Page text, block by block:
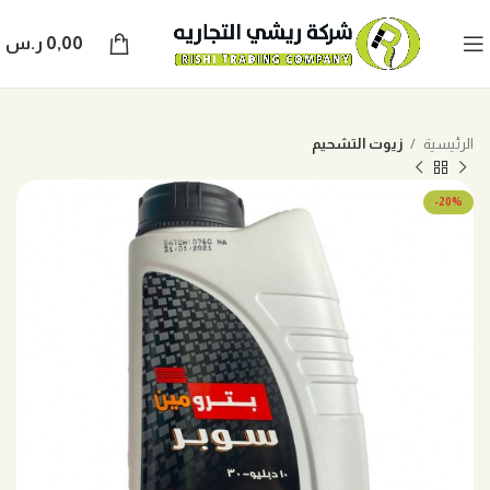
0,00 ر.س
الرئيسية زيوت التشحيم
-20%